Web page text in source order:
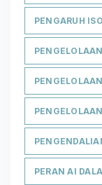
PENGARUH
PERAN AI